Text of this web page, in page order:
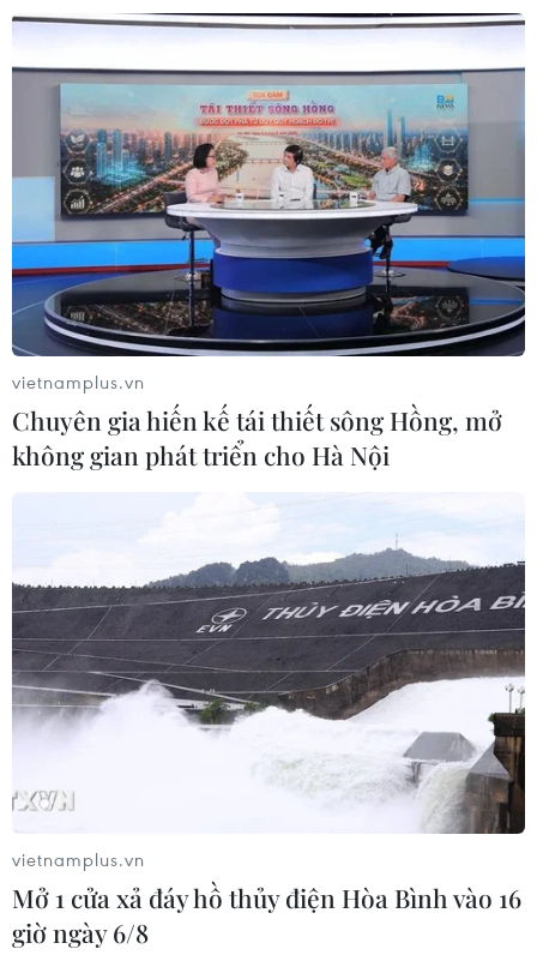
vietnamplus.vn
Chuyên gia hiến kế tái thiết sông Hồng, mở
không gian phát triển cho Hà Nội
vietnamplus.vn
Mở 1 cửa xả đáy hồ thủy điện Hòa Bình vào 16
giờ ngày 6/8